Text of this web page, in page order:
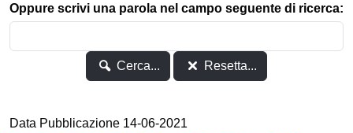
Oppure scrivi una parola nel campo seguente di ricerca:
Cerca... Resetta...
Data Pubblicazione 14-06-2021